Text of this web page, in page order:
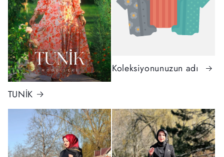
TUNİK
Koleksiyonunuzun adı